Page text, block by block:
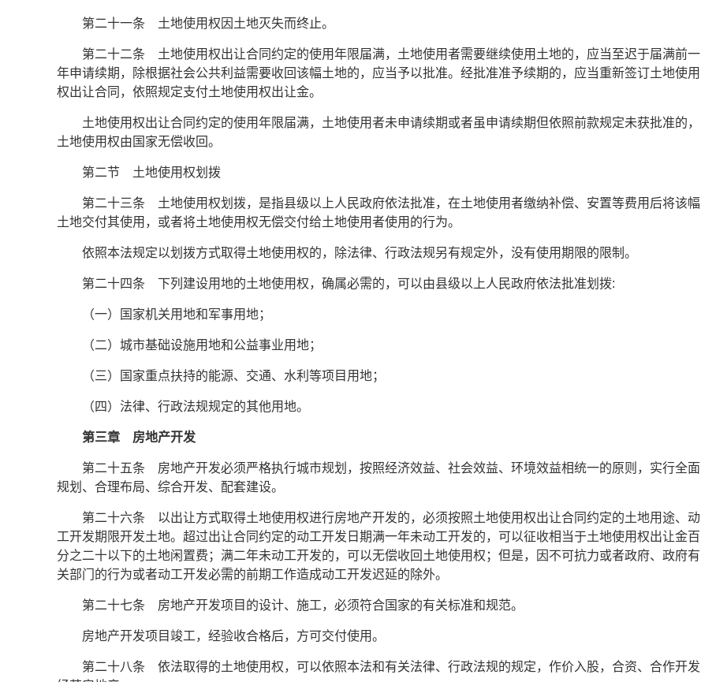
第二十一条 土地使用权因土地灭失而终止。
第二十二条 土地使用权出让合同约定的使用年限届满，土地使用者需要继续使用土地的，应当至迟于届满前一
年申请续期，除根据社会公共利益需要收回该幅土地的，应当予以批准。经批准准予续期的，应当重新签订土地使用
权出让合同，依照规定支付土地使用权出让金。
土地使用权出让合同约定的使用年限届满，土地使用者未申请续期或者虽申请续期但依照前款规定未获批准的，
土地使用权由国家无偿收回。
第二节 土地使用权划拨
第二十三条 土地使用权划拨，是指县级以上人民政府依法批准，在土地使用者缴纳补偿、安置等费用后将该幅
土地交付其使用，或者将土地使用权无偿交付给土地使用者使用的行为。
依照本法规定以划拨方式取得土地使用权的，除法律、行政法规另有规定外，没有使用期限的限制。
第二十四条 下列建设用地的土地使用权，确属必需的，可以由县级以上人民政府依法批准划拨:
（一）国家机关用地和军事用地；
（二）城市基础设施用地和公益事业用地；
（三）国家重点扶持的能源、交通、水利等项目用地；
（四）法律、行政法规规定的其他用地。
第三章 房地产开发
第二十五条 房地产开发必须严格执行城市规划，按照经济效益、社会效益、环境效益相统一的原则，实行全面
规划、合理布局、综合开发、配套建设。
第二十六条 以出让方式取得土地使用权进行房地产开发的，必须按照土地使用权出让合同约定的土地用途、动
工开发期限开发土地。超过出让合同约定的动工开发日期满一年未动工开发的，可以征收相当于土地使用权出让金百
分之二十以下的土地闲置费；满二年未动工开发的，可以无偿收回土地使用权；但是，因不可抗力或者政府、政府有
关部门的行为或者动工开发必需的前期工作造成动工开发迟延的除外。
第二十七条 房地产开发项目的设计、施工，必须符合国家的有关标准和规范。
房地产开发项目竣工，经验收合格后，方可交付使用。
第二十八条 依法取得的土地使用权，可以依照本法和有关法律、行政法规的规定，作价入股，合资、合作开发